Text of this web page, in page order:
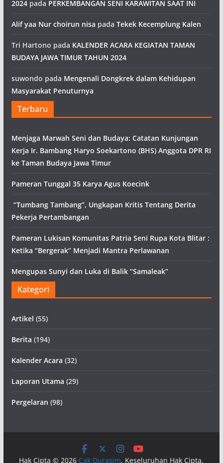
2024pada PERKEMBANGAN SENI KARAWITAN SAAT INI
Alif yaa Nur choirun nisa pada Tekek Kecemplung Kalen
Tri Hartono pada KALENDER ACARA KEGIATAN TAMAN
BUDAYA JAWA TIMUR TAHUN 2024
suwondo pada Mengenali Dongkrek dalam Kehidupan
Masyarakat Penuturnya
Terbaru
Menjaga Marwah Seni dan Budaya: Catatan Kunjungan
Kerja Ir. Bambang Haryo Soekartono (BHS) Anggota DPR RI
ke Taman Budaya Jawa Timur
Pameran Tunggal 35 Karya Agus Koecink
“Tumbang Tambang”, Ungkapan Kritis Tentang Derita
Pekerja Pertambangan
Pameran Lukisan Komunitas Patria Seni Rupa Kota Blitar :
Ketika “Bergerak” Menjadi Mantra Perlawanan
Mengupas Sunyi dan Luka di Balik “Samaleak”
Kategori
Artikel (55)
Berita (194)
Kalender Acara (32)
Laporan Utama (29)
Pergelaran (98)
Hak Cipta © 2026 Cak Durasim. Keseluruhan Hak Cipta.